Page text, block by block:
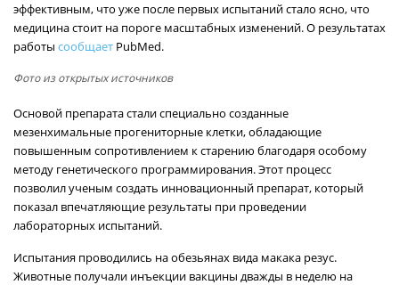
эффективным, что уже после первых испытаний стало ясно, что
медицина стоит на пороге масштабных изменений. О результатах
работы сообщает PubMed.
Фото из открытых источников
Основой препарата стали специально созданные
мезенхимальные прогениторные клетки, обладающие
повышенным сопротивлением к старению благодаря особому
методу генетического программирования. Этот процесс
позволил ученым создать инновационный препарат, который
показал впечатляющие результаты при проведении
лабораторных испытаний.
Испытания проводились на обезьянах вида макака резус.
Животные получали инъекции вакцины дважды в неделю на